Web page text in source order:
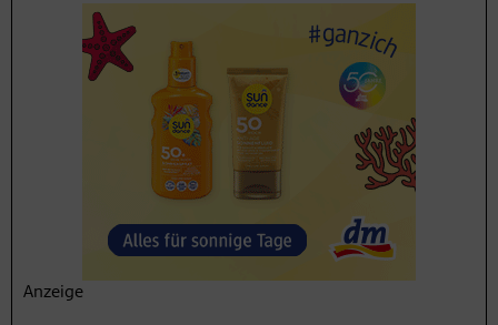
konzentrieren
Wer sich zu viele Sorgen macht läuft Gefahr, sich nicht
mit den positiven Seiten der Geburt
auseinanderzusetzen. Außerdem verselbständigen sich
die negativen Gedanken irgendwann und die Angst vor
der Geburt nimmt überhand.
#4 Die Vorfreude bewusst
zelebrieren
Anzeige